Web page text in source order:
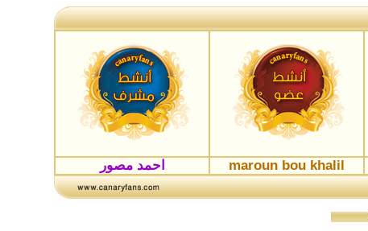
maroun bou khalil احمد مصور